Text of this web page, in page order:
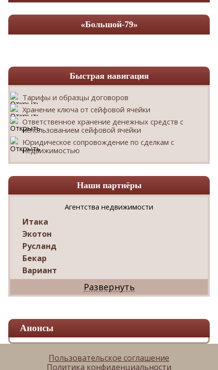
«Большой-79»
Быстрая навигация
Тарифы и образцы договоров
Хранение ключа от сейфовой ячейки
Ответственное хранение денежных средств с
использованием сейфовой ячейки
Юридическое сопровождение по сделкам с
недвижимостью
Наши партнёры
Агентства недвижимости
Итака
Экотон
Русланд
Бекар
Вариант
Дриада
Реал
Ваш Дом
Александр
Мир квартир
Панорама
Анонсы
Пользовательское соглашение
Политика конфиденциальности